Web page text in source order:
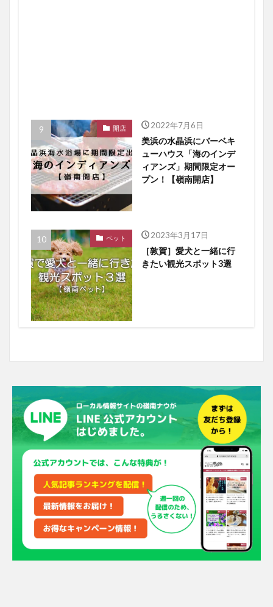
開店 2022年7月6日
美浜の水晶浜にバーベキ
ューハウス「海のインデ
ィアンズ」期間限定オー
プン！【嶺南開店】
ペット 2023年3月17日
［敦賀］愛犬と一緒に行
きたい観光スポット3選